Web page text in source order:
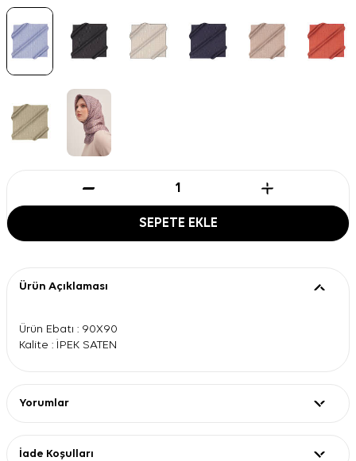
SEPETE EKLE
Ürün Açıklaması
Ürün Ebatı : 90X90
Kalite : İPEK SATEN
Yorumlar
İade Koşulları